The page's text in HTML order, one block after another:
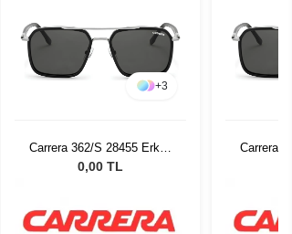
+3
Carrera 362/S 28455 Erkek
Güneş Gözlüğü
0,00 TL
Carrera